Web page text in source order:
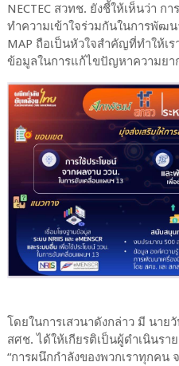
NECTEC สวทช. ยังชี้ให้เห็นว่า ก
ทำความเข้าใจร่วมกันในการพัฒ
MAP ถือเป็นหัวใจสำคัญที่ทำให้เ
ข้อมูลในการแก้ไขปัญหาความยา
โดยในการเสวนาดังกล่าว มี นาย
สศช. ได้ให้เกียรติเป็นผู้ดำเนินรา
“การผนึกกำลังของพวกเราทุกค